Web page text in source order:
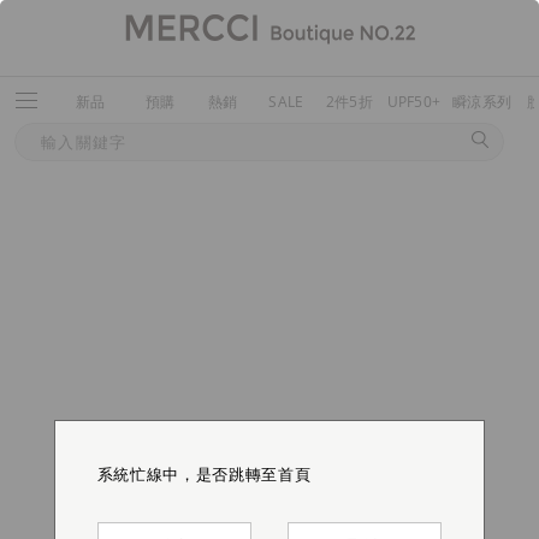
新品 預購 熱銷 SALE 2件5折 UPF50+ 瞬涼系列
系統忙線中，是否跳轉至首頁
系統忙線中，是否跳轉至首頁
系統忙線中，是否跳轉至首頁
系統忙線中，是否跳轉至首頁
系統忙線中，是否跳轉至首頁